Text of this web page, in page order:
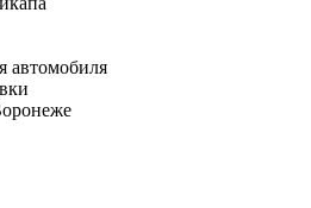
автомобиля